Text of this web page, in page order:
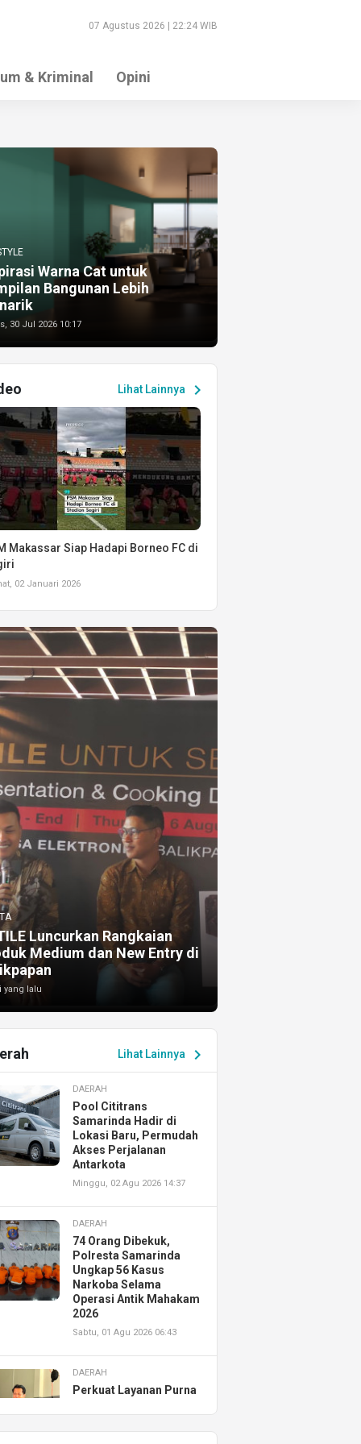
07 Agustus 2026 | 22:24 WIB
& Kriminal Opini
Warna Cat untuk
Bangunan Lebih
30 Jul 2026 10:17
Lihat Lainnya chevron_right
Makassar Siap Hadapi Borneo FC di
02 Januari 2026
Luncurkan Rangkaian
Medium dan New Entry di
yang lalu
Lihat Lainnya chevron_right
DAERAH
Pool Cititrans
Samarinda Hadir di
Lokasi Baru, Permudah
Akses Perjalanan
Antarkota
Minggu, 02 Agu 2026 14:37
DAERAH
74 Orang Dibekuk,
Polresta Samarinda
Ungkap 56 Kasus
Narkoba Selama
Operasi Antik Mahakam
2026
Sabtu, 01 Agu 2026 06:43
DAERAH
Perkuat Layanan Purna
Resmikan AHASS